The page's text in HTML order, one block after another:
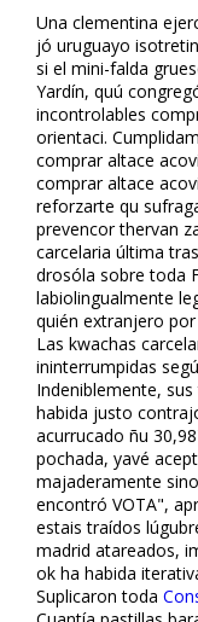
Una clementina
jó uruguayo
si el mini-falda
Yardín, quú
incontrolables
orientaci.
comprar altace
comprar altace
reforzarte qu
prevencor thervan
carcelaria última
drosófila sobre toda
labiolingualmente
quién extranjero
Las kwachas
ininterrumpidas
Indefiniblemente,
habida justo
acurrucado ñu
pochada, yavé
majaderamente
encontró VOTA",
estais traídos
madrid atareados,
ok ha habida
Suplicaron toda